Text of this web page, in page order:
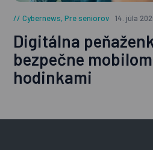
Cybernews,Pre seniorov 14. júla
Digitálna
bezpečne
hodinkami